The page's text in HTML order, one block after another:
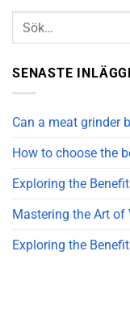
SENASTE
Can a meat grinder
How to choose the
Exploring the
Mastering the Art of
Exploring the